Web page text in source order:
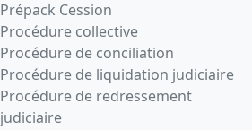
Prépack Cession
Procédure collective
Procédure de conciliation
Procédure de liquidation judiciaire
Procédure de redressement
judiciaire